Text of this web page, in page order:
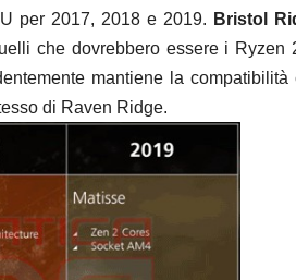
per 2017, 2018 e 2019. Bristol
che dovrebbero essere i Ryzen
mantiene la compatibilità
di Raven Ridge.